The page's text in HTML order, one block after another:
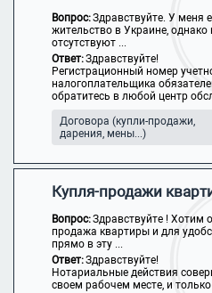
Вопрос:Здравствуйте. У меня
жительство в Украине,
отсутствуют ...
Ответ:Здравствуйте!
Регистрационный номер
налогоплательщика
обратитесь в любой центр
Договора (купли-продажи,
дарения, мены...)
Купля-продажи
Вопрос:Здравствуйте ! Хотим
продажа квартиры и для
прямо в эту ...
Ответ:Здравствуйте!
Нотариальные действия
своем рабочем месте, и